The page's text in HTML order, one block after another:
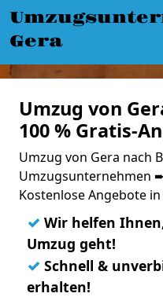
Gera
Umzug von
100 % Gratis-
Umzug von Gera nach
Umzugsunternehmen
Kostenlose Angebote
✓ Wir helfen
Umzug geht!
✓ Schnell &
erhalten!